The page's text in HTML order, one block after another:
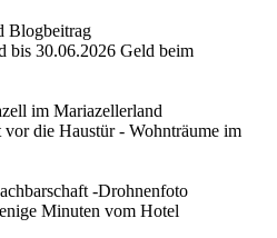
bis 30.06.2026 Geld beim
die Haustür - Wohnträume im